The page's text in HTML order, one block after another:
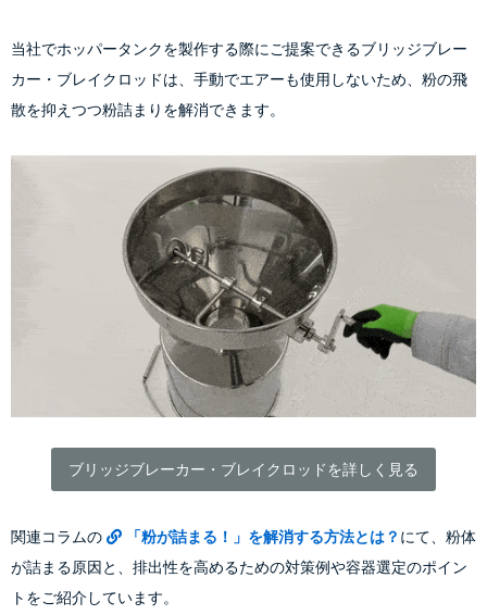
当社でホッパータンクを製作する際にご提案できるブリッジブレー
カー・ブレイクロッドは、手動でエアーも使用しないため、粉の飛
散を抑えつつ粉詰まりを解消できます。
ブリッジブレーカー・ブレイクロッドを詳しく見る
関連コラムの 「粉が詰まる！」を解消する方法とは？ にて、粉体
が詰まる原因と、排出性を高めるための対策例や容器選定のポイン
トをご紹介しています。